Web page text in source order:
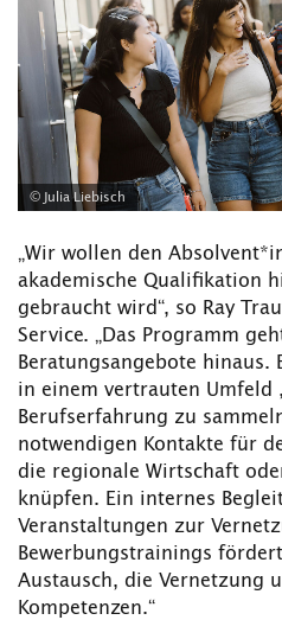
© Julia Liebisch
„Wir wollen den
akademische Qualifikation
gebraucht wird“, so Ray
Service. „Das Programm
Beratungsangebote hinaus.
in einem vertrauten Umfeld
Berufserfahrung zu
notwendigen Kontakte für
die regionale Wirtschaft
knüpfen. Ein internes
Veranstaltungen zur
Bewerbungstrainings
Austausch, die Vernetzung
Kompetenzen.“